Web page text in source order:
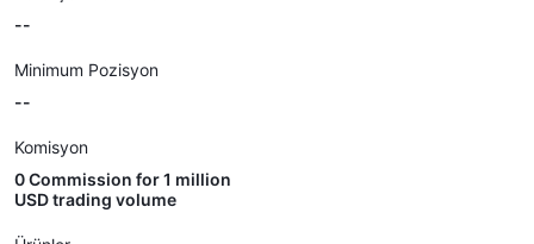
--
Minimum Pozisyon
--
Komisyon
0 Commission for 1 million
USD trading volume